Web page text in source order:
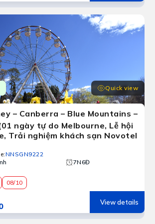
Quick view
– Canberra – Blue Mountains –
ngày tự do Melbourne, Lễ hội
Trải nghiệm khách sạn Novotel
:NNSGN9222
7N6Đ
08/10
View details